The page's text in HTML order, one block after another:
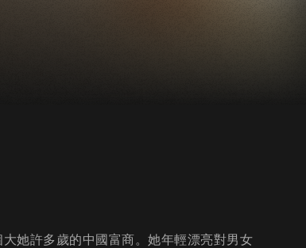
她許多歲的中國富商。她年輕漂亮對男女